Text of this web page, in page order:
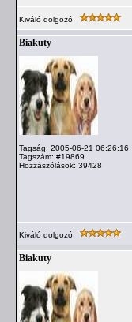
Kiváló dolgozó
Biakuty
Tagság: 2005-06-21 06:26:16
Tagszám: #19869
Hozzászólások: 39428
Kiváló dolgozó
Biakuty